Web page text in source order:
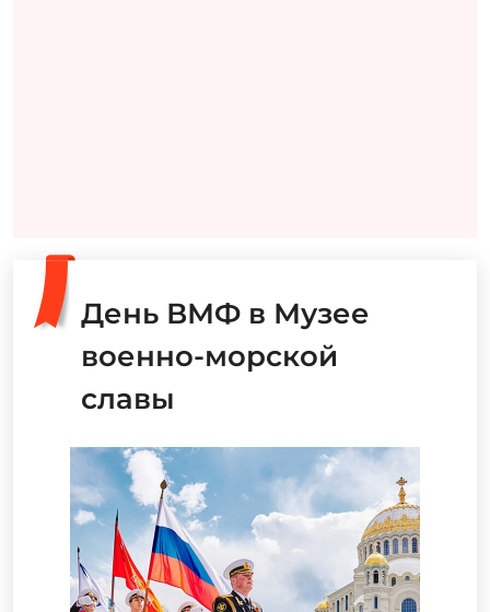
День ВМФ в Музее
военно-морской
славы